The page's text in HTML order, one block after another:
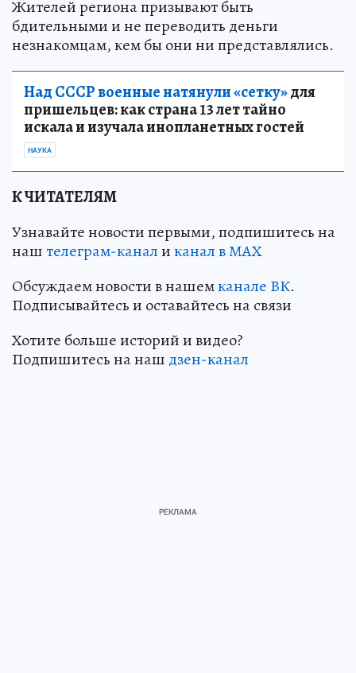
Жителей региона призывают быть
бдительными и не переводить деньги
незнакомцам, кем бы они ни представлялись.
Над СССР военные натянули «сетку»для
пришельцев: как страна 13 лет тайно
искала и изучала инопланетных гостей
НАУКА
К ЧИТАТЕЛЯМ
Узнавайте новости первыми, подпишитесь на
наштелеграм-каналиканал в МАХ
Обсуждаем новости в нашемканале ВК.
Подписывайтесь и оставайтесь на связи
Хотите больше историй и видео?
Подпишитесь на наш дзен-канал